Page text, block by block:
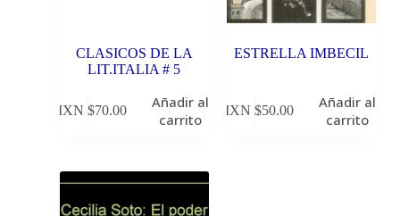
CLASICOS DE LA
LIT.ITALIA # 5
MXN $70.00
Añadir al
carrito
ESTRELLA IMBECIL
MXN $50.00
Añadir al
carrito